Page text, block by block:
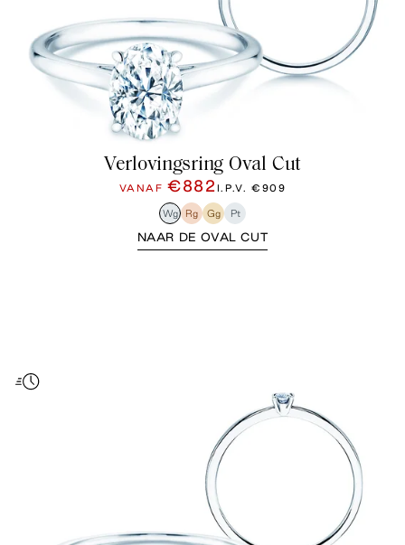
Verlovingsring Oval Cut
VANAF€882 I.P.V. €909
Wg Rg Gg Pt
NAAR DE OVAL CUT